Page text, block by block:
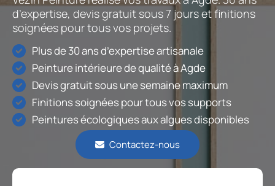
d’expertise, devis gratuit sous 7 jours et finitions
soignées pour tous vos projets.
Plus de 30 ans d’expertise artisanale
Peinture intérieure de qualité à Agde
Devis gratuit sous une semaine maximum
Finitions soignées pour tous vos supports
Peintures écologiques aux algues disponibles
Contactez-nous